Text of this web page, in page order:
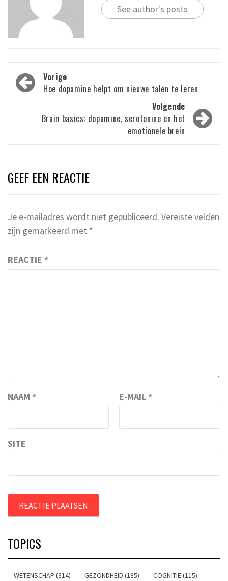
See author's posts
Bericht
navigatie
Vorige
Hoe dopamine helpt om nieuwe talen te leren
Volgende
Brain basics: dopamine, serotonine en het
emotionele brein
GEEF EEN REACTIE
Je e-mailadres wordt niet gepubliceerd. Vereiste velden
zijn gemarkeerd met *
REACTIE *
NAAM * E-MAIL *
SITE
TOPICS
WETENSCHAP (314) GEZONDHEID (185) COGNITIE (115)